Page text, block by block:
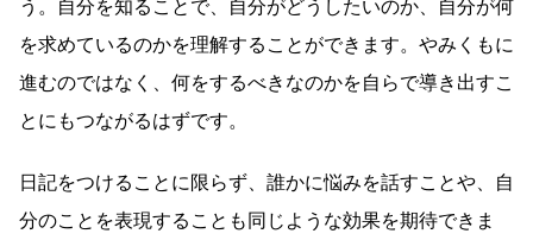
う。自分を知ることで、自分がどうしたいのか、自分が何
を求めているのかを理解することができます。やみくもに
進むのではなく、何をするべきなのかを自らで導き出すこ
とにもつながるはずです。
日記をつけることに限らず、誰かに悩みを話すことや、自
分のことを表現することも同じような効果を期待できま